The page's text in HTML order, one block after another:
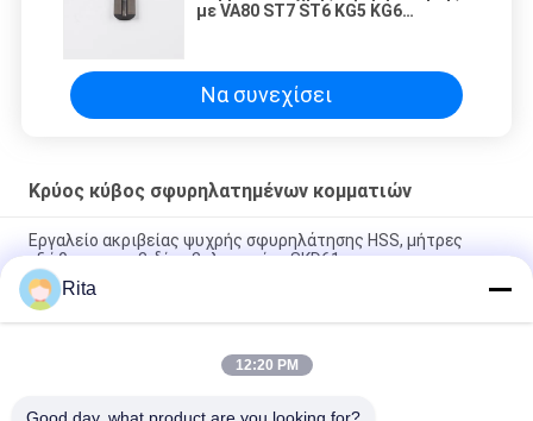
με VA80 ST7 ST6 KG5 KG6
Να συνεχίσει
Κρύος κύβος σφυρηλατημένων κομματιών
Εργαλείο ακριβείας ψυχρής σφυρηλάτησης HSS, μήτρες
εξώθησης καρβιδίου βολφραμίου SKD61
Αξιόπιστο καλούπι ψυχρής σφυρηλάτησης, Εξάρτημα
καλουπιού δέσμης υψηλής ακρίβειας και αντοχής
Υψηλής ποιότητας ισχυρή δέσμη που σχηματίζεται σε σχήμα
Rita
12:20 PM